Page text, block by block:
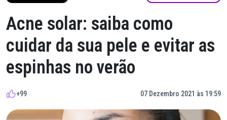
Acne solar: saiba como
cuidar da sua pele e evitar as
espinhas no verão
+99 07 Dezembro 2021 às 19:59